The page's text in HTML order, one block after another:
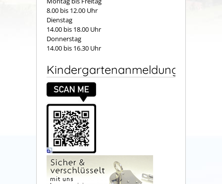
8.00 bis 12.00 Uhr
Dienstag
14.00 bis 18.00 Uhr
Donnerstag
14.00 bis 16.30 Uhr
Kindergartenanmeldung